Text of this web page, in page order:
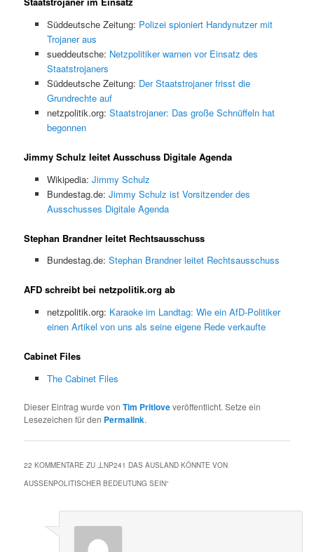
Süddeutsche Zeitung: Polizei spioniert Handynutzer mit
Trojaner aus
sueddeutsche: Netzpolitiker warnen vor Einsatz des
Staatstrojaners
Süddeutsche Zeitung: Der Staatstrojaner frisst die
Grundrechte auf
netzpolitik.org: Staatstrojaner: Das große Schnüffeln hat
begonnen
Jimmy Schulz leitet Ausschuss Digitale Agenda
Wikipedia: Jimmy Schulz
Bundestag.de: Jimmy Schulz ist Vorsit­zender des
Ausschusses Digitale Agenda
Stephan Brandner leitet Rechtsausschuss
Bundestag.de: Stephan Brandner leitet Rechtsausschuss
AFD schreibt bei netzpolitik.org ab
netzpolitik.org: Karaoke im Landtag: Wie ein AfD-Politiker
einen Artikel von uns als seine eigene Rede verkaufte
Cabinet Files
The Cabinet Files
Dieser Eintrag wurde vonTim Pritloveveröffentlicht. Setze ein
Lesezeichen für den Permalink.
22 KOMMENTARE ZU „LNP241 DAS AUSLAND KÖNNTE VON
AUSSENPOLITISCHER BEDEUTUNG SEIN “